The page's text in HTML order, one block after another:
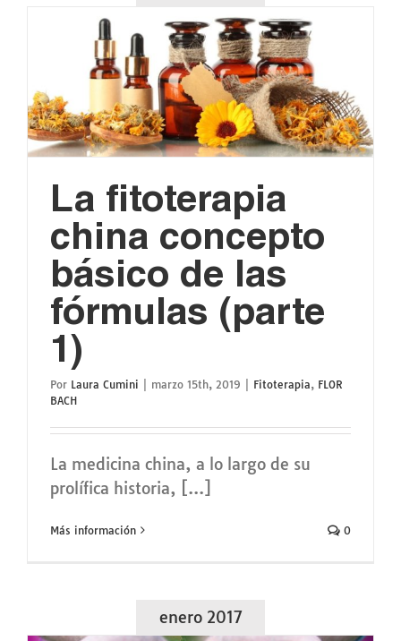
La fitoterapia
china concepto
básico de las
fórmulas (parte
1)
Por Laura Cumini marzo 15th, 2019 Fitoterapia, FLOR
BACH
La medicina china, a lo largo de su
prolífica historia, [...]
Más información 0
enero 2017